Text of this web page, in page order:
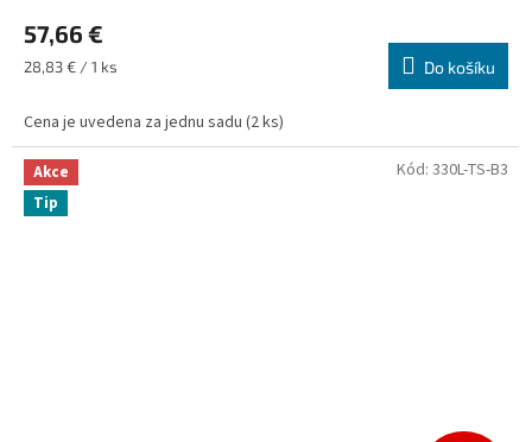
57,66 €
Měrná
28,83 € / 1 ks Do košíku
Cena je uvedena za jednu sadu (2 ks)
Akce
Tip
Kód: 330L-TS-B3